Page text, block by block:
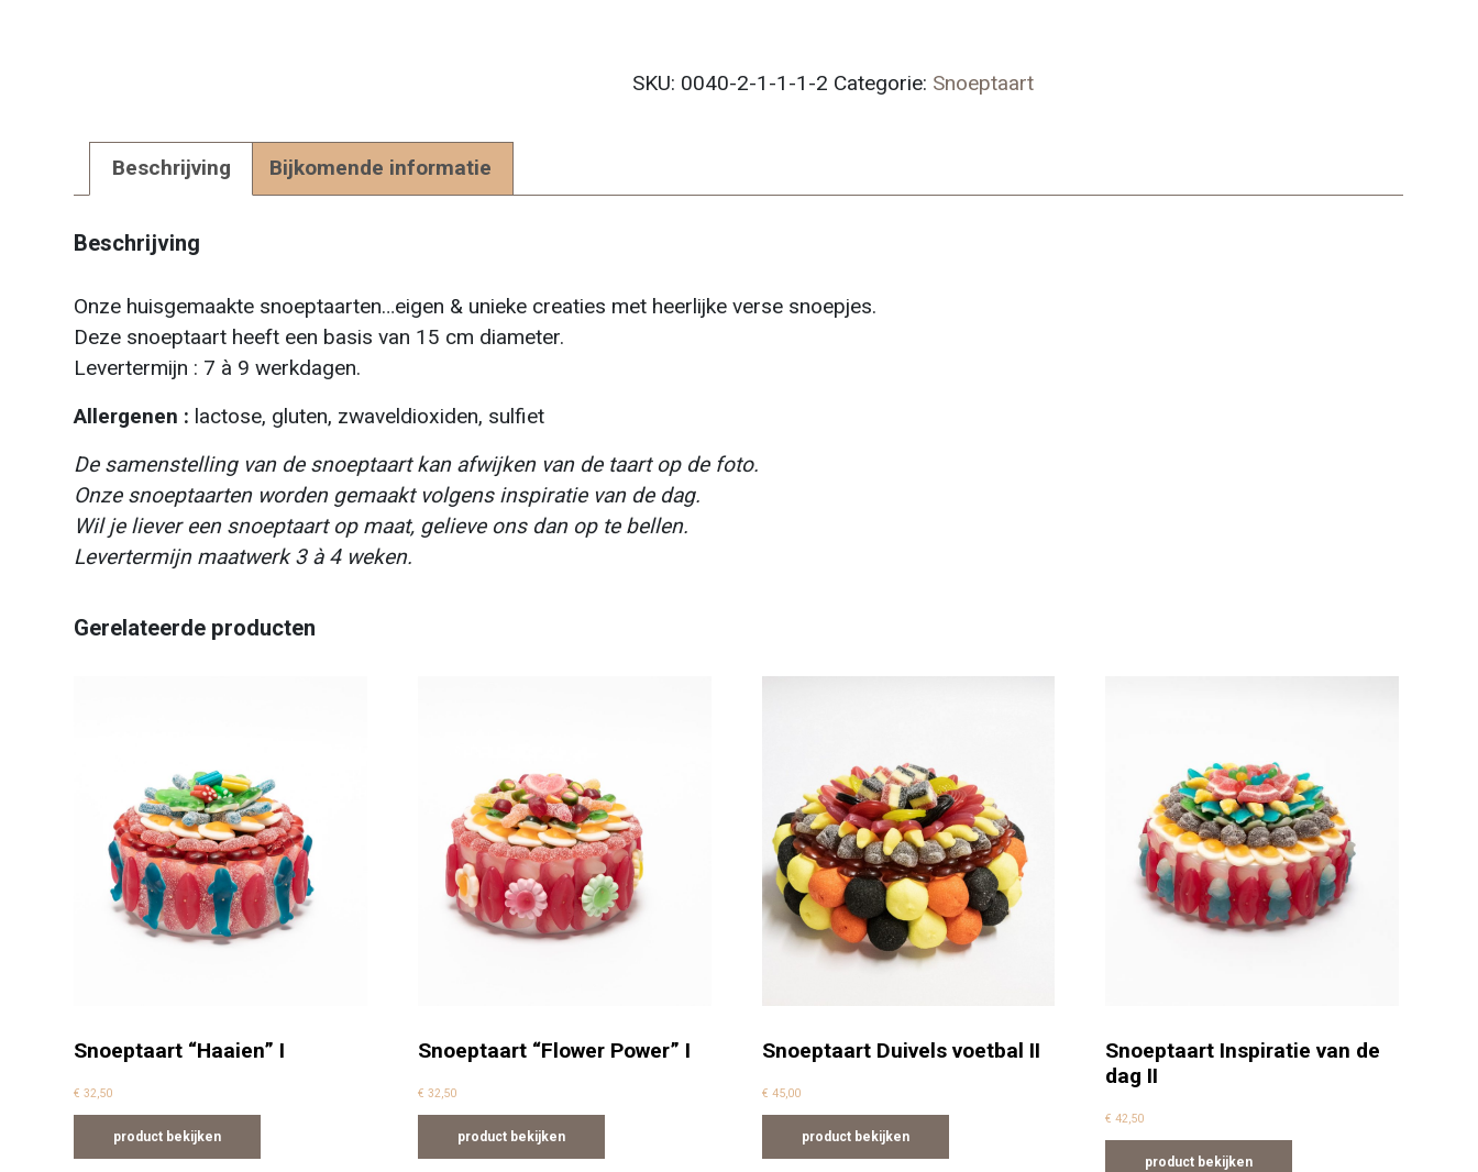
SKU: 0040-2-1-1-1-2 Categorie: Snoeptaart
Beschrijving Bijkomende informatie
Beschrijving
Onze huisgemaakte snoeptaarten…eigen & unieke creaties met heerlijke verse snoepjes.
Deze snoeptaart heeft een basis van 15 cm diameter.
Levertermijn : 7 à 9 werkdagen.
Allergenen : lactose, gluten, zwaveldioxiden, sulfiet
De samenstelling van de snoeptaart kan afwijken van de taart op de foto.
Onze snoeptaarten worden gemaakt volgens inspiratie van de dag.
Wil je liever een snoeptaart op maat, gelieve ons dan op te bellen.
Levertermijn maatwerk 3 à 4 weken.
Gerelateerde producten
Snoeptaart “Haaien” I
€ 32,50
product bekijken
Snoeptaart “Flower Power” I
€ 32,50
product bekijken
Snoeptaart Duivels voetbal II
€ 45,00
product bekijken
Snoeptaart Inspiratie van de
dag II
€ 42,50
product bekijken